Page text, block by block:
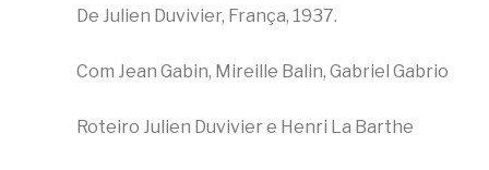
De Julien Duvivier, França, 1937.
Com Jean Gabin, Mireille Balin, Gabriel Gabrio
Roteiro Julien Duvivier e Henri La Barthe